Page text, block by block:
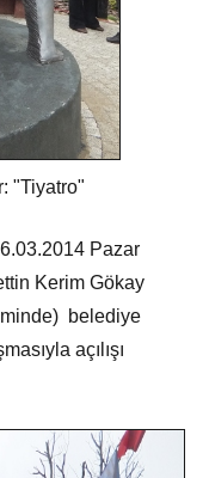
"Tiyatro"
Pazar
Kerim Gökay
belediye
açılışı